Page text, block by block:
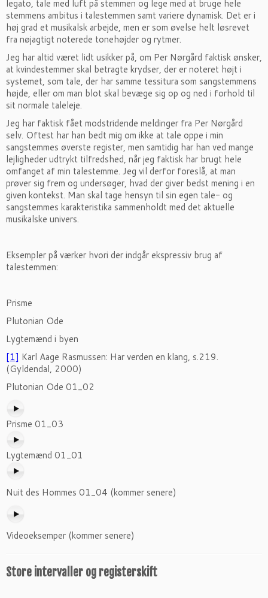
legato, tale med luft på stemmen og lege med at bruge hele
stemmens ambitus i talestemmen samt variere dynamisk. Det er i
høj grad et musikalsk arbejde, men er som øvelse helt løsrevet
fra nøjagtigt noterede tonehøjder og rytmer.
Jeg har altid været lidt usikker på, om Per Nørgård faktisk ønsker,
at kvindestemmer skal betragte krydser, der er noteret højt i
systemet, som tale, der har samme tessitura som sangstemmens
højde, eller om man blot skal bevæge sig op og ned i forhold til
sit normale taleleje.
Jeg har faktisk fået modstridende meldinger fra Per Nørgård
selv. Oftest har han bedt mig om ikke at tale oppe i min
sangstemmes øverste register, men samtidig har han ved mange
lejligheder udtrykt tilfredshed, når jeg faktisk har brugt hele
omfanget af min talestemme. Jeg vil derfor foreslå, at man
prøver sig frem og undersøger, hvad der giver bedst mening i en
given kontekst. Man skal tage hensyn til sin egen tale- og
sangstemmes karakteristika sammenholdt med det aktuelle
musikalske univers.
Eksempler på værker hvori der indgår ekspressiv brug af
talestemmen:
Prisme
Plutonian Ode
Lygtemænd i byen
[1] Karl Aage Rasmussen: Har verden en klang, s.219.
(Gyldendal, 2000)
Plutonian Ode 01_02
Prisme 01_03
Lygtemænd 01_01
Nuit des Hommes 01_04 (kommer senere)
Videoeksemper (kommer senere)
Store intervaller og registerskift